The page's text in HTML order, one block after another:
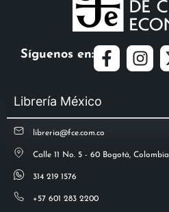
Síguenos en:
Librería México
libreria@fce.com.co
Calle 11 No. 5 - 60 Bogotá, Colombia
314 219 1576
+57 601 283 2200